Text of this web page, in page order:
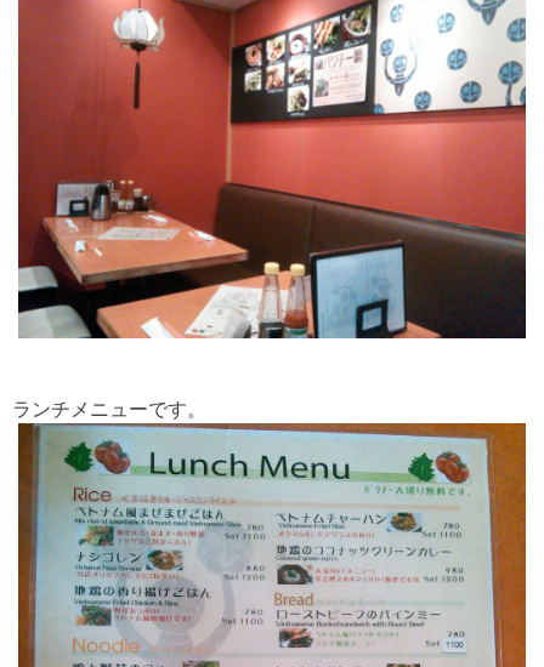
ランチメニューです。